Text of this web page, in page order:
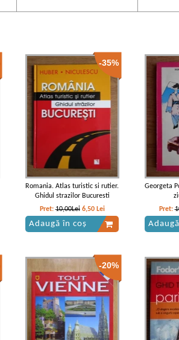
-35%
Romania. Atlas turistic si rutier.
Ghidul strazilor Bucuresti
Pret:10,00Lei 6,50 Lei
Adaugă în coș
Georgeta
Pret:
-20%